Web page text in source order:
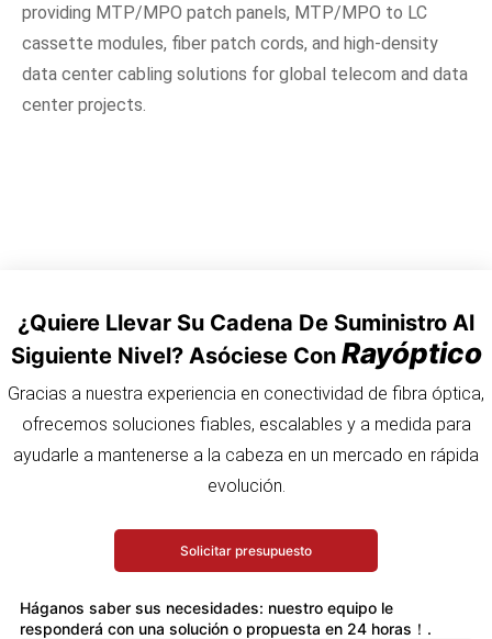
providing MTP/MPO patch panels, MTP/MPO to LC
cassette modules, fiber patch cords, and high-density
data center cabling solutions for global telecom and data
center projects.
¿Quiere Llevar Su Cadena De Suministro Al
Siguiente Nivel? Asóciese Con Rayóptico
Gracias a nuestra experiencia en conectividad de fibra óptica,
ofrecemos soluciones fiables, escalables y a medida para
ayudarle a mantenerse a la cabeza en un mercado en rápida
evolución.
Solicitar presupuesto
Háganos saber sus necesidades: nuestro equipo le
responderá con una solución o propuesta en 24 horas！.